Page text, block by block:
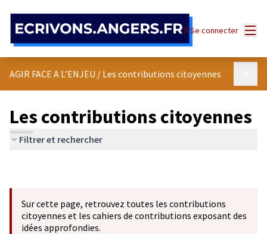
Se connecter
AGIR FACE A L’ENJEU / Les contributions citoyennes
Les contributions citoyennes
Filtrer et rechercher
Sur cette page, retrouvez toutes les contributions
citoyennes et les cahiers de contributions exposant des
idées approfondies.